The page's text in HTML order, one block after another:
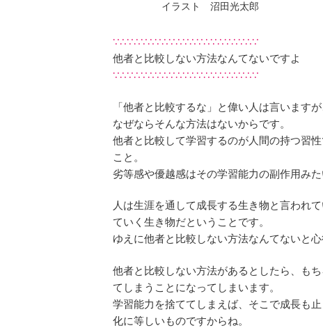
イラスト 沼田光太郎
∵∴∵∴∵∴∵∴∵∴∵∴∵∴∵∴∵∴∵∴∵
他者と比較しない方法なんてないですよ
∵∴∵∴∵∴∵∴∵∴∵∴∵∴∵∴∵∴∵∴∵
「他者と比較するな」と偉い人は言います
なぜならそんな方法はないからです。
他者と比較して学習するのが人間の持つ習
こと。
劣等感や優越感はその学習能力の副作用みた
人は生涯を通して成長する生き物と言われ
ていく生き物だということです。
ゆえに他者と比較しない方法なんてないと心
他者と比較しない方法があるとしたら、も
てしまうことになってしまいます。
学習能力を捨ててしまえば、そこで成長も
化に等しいものですからね。